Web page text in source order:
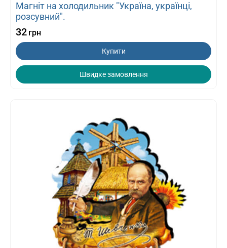
Магніт на холодильник "Україна, українці,
розсувний".
32 грн
Купити
Швидке замовлення